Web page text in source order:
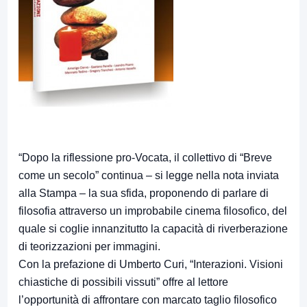
“Dopo la riflessione pro-Vocata, il collettivo di “Breve
come un secolo” continua – si legge nella nota inviata
alla Stampa – la sua sfida, proponendo di parlare di
filosofia attraverso un improbabile cinema filosofico, del
quale si coglie innanzitutto la capacità di riverberazione
di teorizzazioni per immagini.
Con la prefazione di Umberto Curi, “Interazioni. Visioni
chiastiche di possibili vissuti” offre al lettore
l’opportunità di affrontare con marcato taglio filosofico